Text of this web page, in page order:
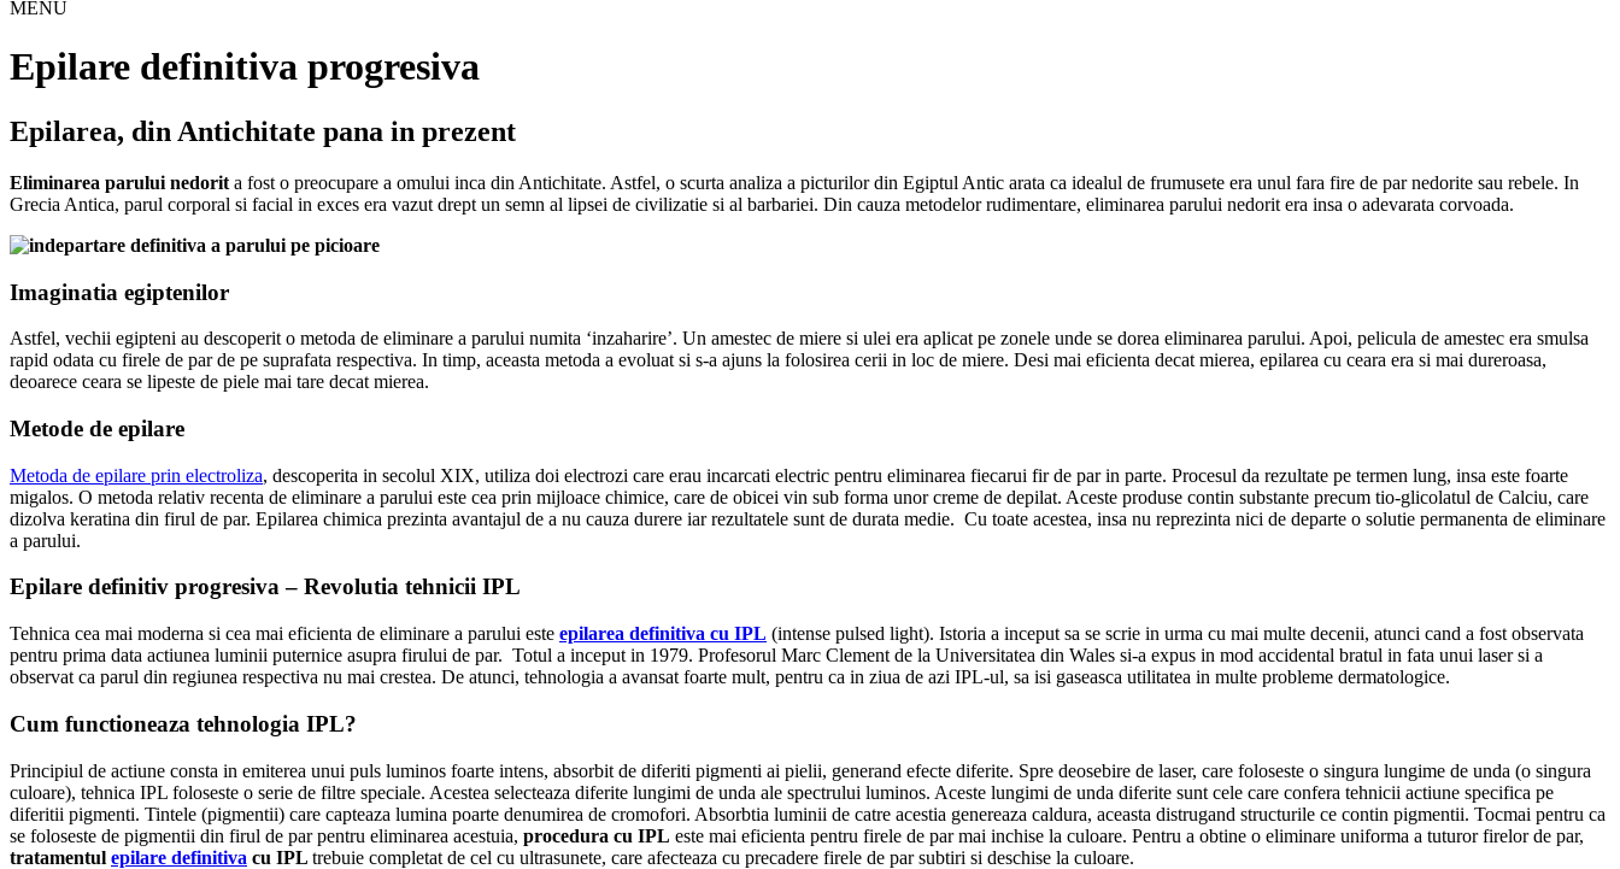
MENU
Epilare definitiva progresiva
Epilarea, din Antichitate pana in prezent
Eliminarea parului nedorit a fost o preocupare a omului inca din Antichitate. Astfel, o scurta analiza a picturilor din Egiptul Antic arata ca idealul de frumusete era unul fara fire de par nedorite sau rebele. In
Grecia Antica, parul corporal si facial in exces era vazut drept un semn al lipsei de civilizatie si al barbariei. Din cauza metodelor rudimentare, eliminarea parului nedorit era insa o adevarata corvoada.
Imaginatia egiptenilor
Astfel, vechii egipteni au descoperit o metoda de eliminare a parului numita ‘inzaharire’. Un amestec de miere si ulei era aplicat pe zonele unde se dorea eliminarea parului. Apoi, pelicula de amestec era smulsa
rapid odata cu firele de par de pe suprafata respectiva. In timp, aceasta metoda a evoluat si s-a ajuns la folosirea cerii in loc de miere. Desi mai eficienta decat mierea, epilarea cu ceara era si mai dureroasa,
deoarece ceara se lipeste de piele mai tare decat mierea.
Metode de epilare
Metoda de epilare prin electroliza, descoperita in secolul XIX, utiliza doi electrozi care erau incarcati electric pentru eliminarea fiecarui fir de par in parte. Procesul da rezultate pe termen lung, insa este foarte
migalos. O metoda relativ recenta de eliminare a parului este cea prin mijloace chimice, care de obicei vin sub forma unor creme de depilat. Aceste produse contin substante precum tio-glicolatul de Calciu, care
dizolva keratina din firul de par. Epilarea chimica prezinta avantajul de a nu cauza durere iar rezultatele sunt de durata medie. Cu toate acestea, insa nu reprezinta nici de departe o solutie permanenta de eliminare
a parului.
Epilare definitiv progresiva – Revolutia tehnicii IPL
Tehnica cea mai moderna si cea mai eficienta de eliminare a parului este epilarea definitiva cu IPL (intense pulsed light). Istoria a inceput sa se scrie in urma cu mai multe decenii, atunci cand a fost observata
pentru prima data actiunea luminii puternice asupra firului de par. Totul a inceput in 1979. Profesorul Marc Clement de la Universitatea din Wales si-a expus in mod accidental bratul in fata unui laser si a
observat ca parul din regiunea respectiva nu mai crestea. De atunci, tehnologia a avansat foarte mult, pentru ca in ziua de azi IPL-ul, sa isi gaseasca utilitatea in multe probleme dermatologice.
Cum functioneaza tehnologia IPL?
Principiul de actiune consta in emiterea unui puls luminos foarte intens, absorbit de diferiti pigmenti ai pielii, generand efecte diferite. Spre deosebire de laser, care foloseste o singura lungime de unda (o singura
culoare), tehnica IPL foloseste o serie de filtre speciale. Acestea selecteaza diferite lungimi de unda ale spectrului luminos. Aceste lungimi de unda diferite sunt cele care confera tehnicii actiune specifica pe
diferitii pigmenti. Tintele (pigmentii) care capteaza lumina poarte denumirea de cromofori. Absorbtia luminii de catre acestia genereaza caldura, aceasta distrugand structurile ce contin pigmentii. Tocmai pentru ca
se foloseste de pigmentii din firul de par pentru eliminarea acestuia, procedura cu IPL este mai eficienta pentru firele de par mai inchise la culoare. Pentru a obtine o eliminare uniforma a tuturor firelor de par,
tratamentul epilare definitiva cu IPL trebuie completat de cel cu ultrasunete, care afecteaza cu precadere firele de par subtiri si deschise la culoare.